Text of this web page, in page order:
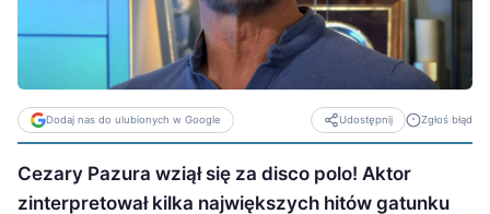
Dodaj nas do ulubionych w Google Udostępnij Zgłoś błąd
Cezary Pazura wziął się za disco polo! Aktor
zinterpretował kilka największych hitów gatunku